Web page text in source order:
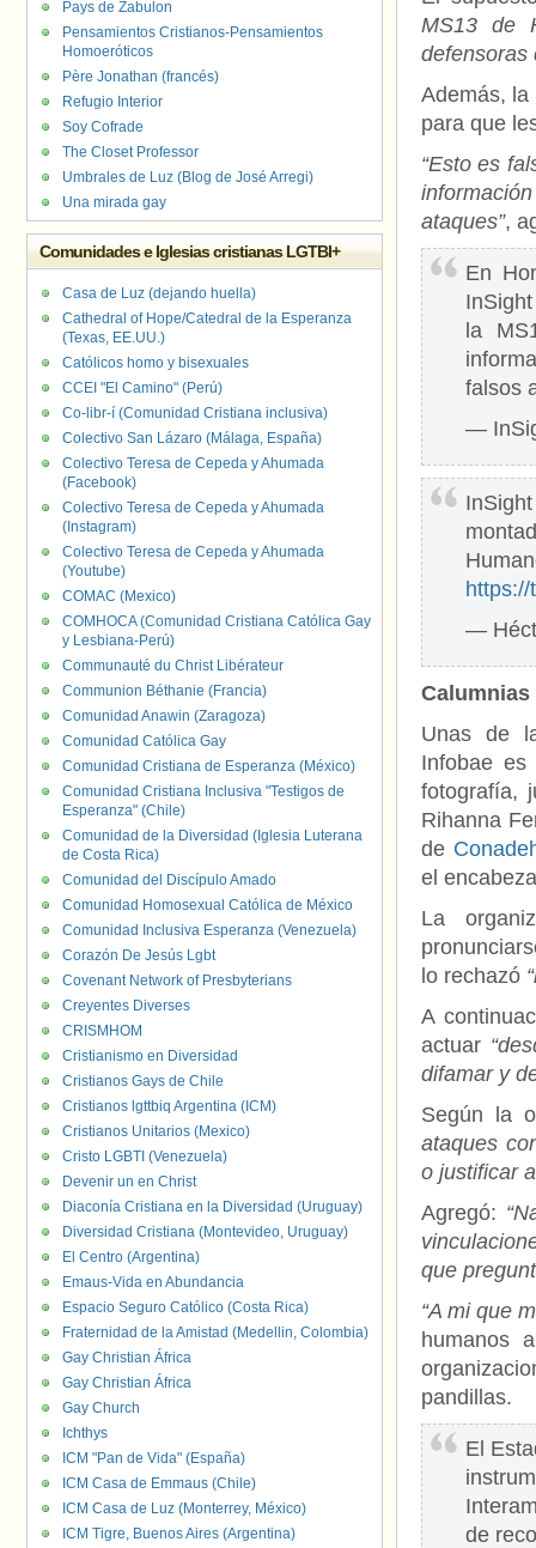
MS13 de
defensoras
Además, la
para que
“Esto es
ataques”,
En
la
falsos
—
—
Unas de
Infobae
fotografía,
Rihanna
de
el
La
lo rechazó
A
actuar
difamar y
Según la
ataques
o justificar
Agregó:
que
“A mi que
humanos
pandillas.
El
de
Pays de Zabulon
Pensamientos Cristianos-Pensamientos
Homoeróticos
Père Jonathan (francés)
Refugio Interior
Soy Cofrade
The Closet Professor
Umbrales de Luz (Blog de José Arregi)
Una mirada gay
Comunidades e Iglesias cristianas LGTBI+
Casa de Luz (dejando huella)
Cathedral of Hope/Catedral de la Esperanza
(Texas, EE.UU.)
Católicos homo y bisexuales
CCEI "El Camino" (Perú)
Co-libr-í (Comunidad Cristiana inclusiva)
Colectivo San Lázaro (Málaga, España)
Colectivo Teresa de Cepeda y Ahumada
(Facebook)
Colectivo Teresa de Cepeda y Ahumada
(Instagram)
Colectivo Teresa de Cepeda y Ahumada
(Youtube)
COMAC (Mexico)
COMHOCA (Comunidad Cristiana Católica Gay
y Lesbiana-Perú)
Communauté du Christ Libérateur
Communion Béthanie (Francia)
Comunidad Anawin (Zaragoza)
Comunidad Católica Gay
Comunidad Cristiana de Esperanza (México)
Comunidad Cristiana Inclusiva "Testigos de
Esperanza" (Chile)
Comunidad de la Diversidad (Iglesia Luterana
de Costa Rica)
Comunidad del Discípulo Amado
Comunidad Homosexual Católica de México
Comunidad Inclusiva Esperanza (Venezuela)
Corazón De Jesús Lgbt
Covenant Network of Presbyterians
Creyentes Diverses
CRISMHOM
Cristianismo en Diversidad
Cristianos Gays de Chile
Cristianos lgttbiq Argentina (ICM)
Cristianos Unitarios (Mexico)
Cristo LGBTI (Venezuela)
Devenir un en Christ
Diaconía Cristiana en la Diversidad (Uruguay)
Diversidad Cristiana (Montevideo, Uruguay)
El Centro (Argentina)
Emaus-Vida en Abundancia
Espacio Seguro Católico (Costa Rica)
Fraternidad de la Amistad (Medellin, Colombia)
Gay Christian África
Gay Christian África
Gay Church
Ichthys
ICM "Pan de Vida" (España)
ICM Casa de Emmaus (Chile)
ICM Casa de Luz (Monterrey, México)
ICM Tigre, Buenos Aires (Argentina)